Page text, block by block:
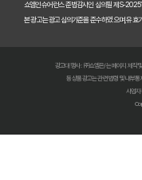
펫보험비교사이트, 내
펫보험비교사이트 현명하게
숨은 혜택까지 찾는 펫
쇼엠인슈어런스 준법감시인 심의필 제S-
본 광고는 광고심의기준을 준수하였으며, 유효
광고대행사 : ㈜쇼엠은/는 페이지 제작
동 상품광고는 관련 법령 및 내부
사업자